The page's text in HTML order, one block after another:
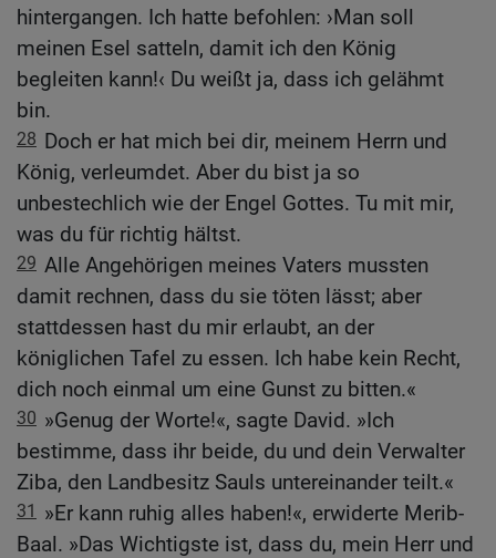
hintergangen. Ich hatte befohlen: ›Man soll
meinen Esel satteln, damit ich den König
begleiten kann!‹ Du weißt ja, dass ich gelähmt
bin.
28 Doch er hat mich bei dir, meinem Herrn und
König, verleumdet. Aber du bist ja so
unbestechlich wie der Engel Gottes. Tu mit mir,
was du für richtig hältst.
29 Alle Angehörigen meines Vaters mussten
damit rechnen, dass du sie töten lässt; aber
stattdessen hast du mir erlaubt, an der
königlichen Tafel zu essen. Ich habe kein Recht,
dich noch einmal um eine Gunst zu bitten.«
30 »Genug der Worte!«, sagte David. »Ich
bestimme, dass ihr beide, du und dein Verwalter
Ziba, den Landbesitz Sauls untereinander teilt.«
31 »Er kann ruhig alles haben!«, erwiderte Merib-
Baal. »Das Wichtigste ist, dass du, mein Herr und